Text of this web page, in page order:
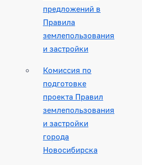
предложений в
Правила
землепользования
и застройки
Комиссия по
подготовке
проекта Правил
землепользования
и застройки
города
Новосибирска